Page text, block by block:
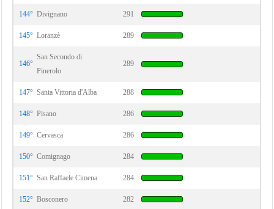
144° Divignano 291
145° Loranzè 289
146°
San Secondo di
Pinerolo
289
147° Santa Vittoria d'Alba 288
148° Pisano 286
149° Cervasca 286
150° Comignago 284
151° San Raffaele Cimena 284
152° Bosconero 282